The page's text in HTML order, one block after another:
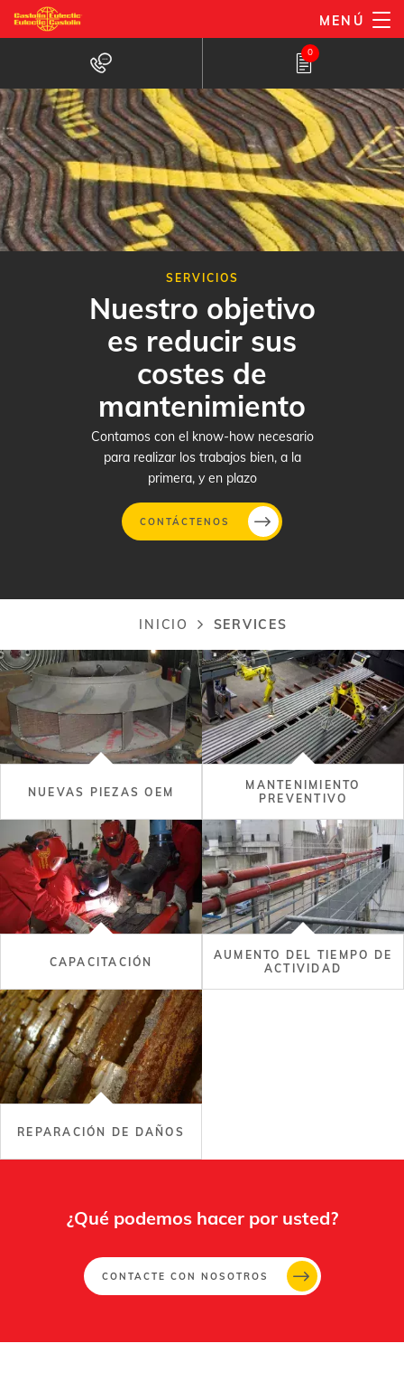
Pasar
al
principal
MENÚ
0
SERVICIOS
Nuestro objetivo
es reducir sus
costes de
mantenimiento
Contamos con el know-how necesario
para realizar los trabajos bien, a la
primera, y en plazo
CONTÁCTENOS
contenido
Ruta
de
navegación
INICIO SERVICES
NUEVAS PIEZAS OEM
MANTENIMIENTO
PREVENTIVO
CAPACITACIÓN
AUMENTO DEL TIEMPO DE
ACTIVIDAD
REPARACIÓN DE DAÑOS
¿Qué podemos hacer por usted?
CONTACTE CON NOSOTROS